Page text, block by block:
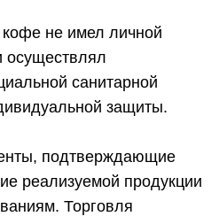
не имел личной
осуществлял
санитарной
защиты.
подтверждающие
реализуемой продукции
Торговля